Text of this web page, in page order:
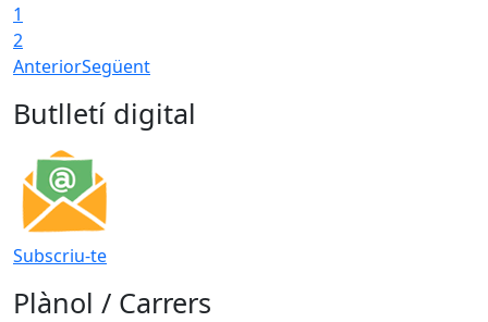
1
2
AnteriorSegüent
Butlletí digital
Subscriu-te
Plànol / Carrers